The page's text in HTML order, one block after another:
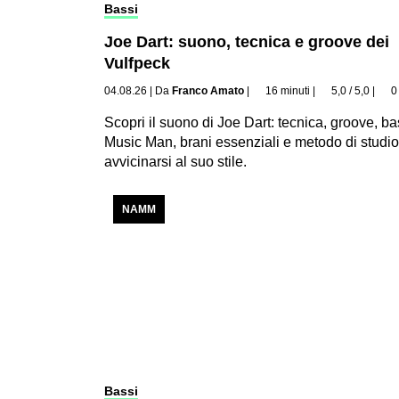
Bassi
Joe Dart: suono, tecnica e groove dei
Vulfpeck
04.08.26 | Da Franco Amato | 16 minuti | 5,0 / 5,0 | 0
Scopri il suono di Joe Dart: tecnica, groove,
Music Man, brani essenziali e metodo di
avvicinarsi al suo stile.
NAMM
Bassi